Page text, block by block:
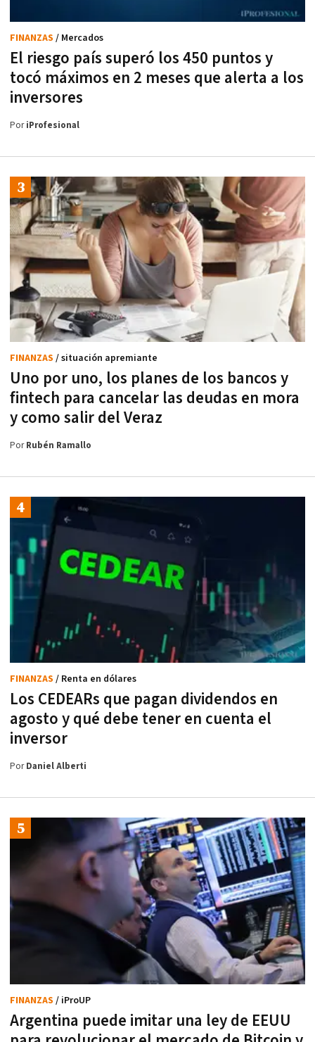
El riesgo país superó los 450 puntos y
tocó máximos en 2 meses que alerta a los
inversores
FINANZAS / Mercados
PoriProfesional
Uno por uno, los planes de los bancos y
fintech para cancelar las deudas en mora
y como salir del Veraz
FINANZAS / situación apremiante
PorRubén Ramallo
Los CEDEARs que pagan dividendos en
agosto y qué debe tener en cuenta el
inversor
FINANZAS / Renta en dólares
PorDaniel Alberti
Argentina puede imitar una ley de EEUU
FINANZAS / iProUP